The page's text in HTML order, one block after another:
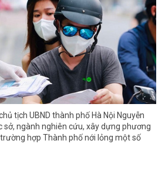
tịch UBND thành phố Hà Nội Nguyễn
sở, ngành nghiên cứu, xây dựng phương
hợp Thành phố nới lỏng một số